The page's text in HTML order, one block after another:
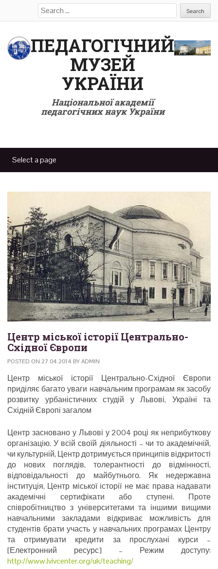
Search
for:
ПЕДАГОГІЧНИЙ
МУЗЕЙ
УКРАЇНИ
Національної академії
педагогічних наук України
Центр міської історії Центрально-
Східної Європи
POSTED ON 27.04.2014 BYADMIN
Центр міської історії Центрально-Східної Європи
приділяє багато уваги навчальним програмам як засобу
розвитку урбаністичних студій у Львові, Україні та
Східній Європі загалом
Центр засновано у Львові у 2004 році як неприбуткову
організацію. У всій своїй діяльності – чи то академічній,
чи культурній, Центр дотримується принципів відкритості
до нових поглядів, толерантності до відмінності,
відповідальності до майбутнього. Як недержавна
інституція, Центр міської історії не має права надавати
академічні сертифікати або ступені. Проте
співробітництво з університетами та іншими вищими
навчальними закладами відкриває можливість для
студентів брати участь у навчальних програмах Центру
та отримувати кредити за прослухані курси –
[Електронний ресурс] – Режим доступу:
http://www.lvivcenter.org/uk/teaching/